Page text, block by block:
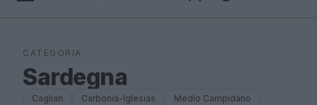
CATEGORIA
Sardegna
Cagliari Carbonia-Iglesias
Medio Campidano